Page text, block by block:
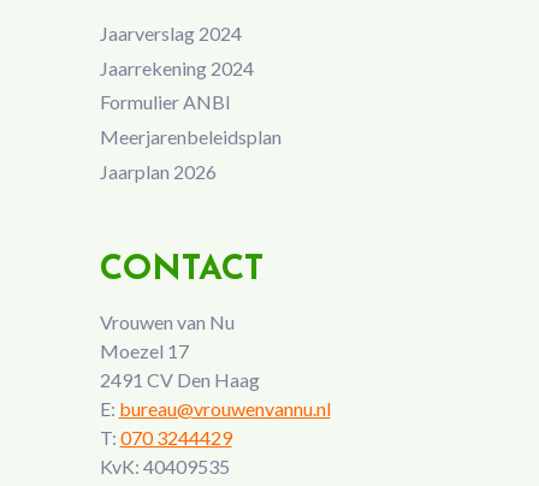
Jaarverslag 2024
Jaarrekening 2024
Formulier ANBI
Meerjarenbeleidsplan
Jaarplan 2026
CONTACT
Vrouwen van Nu
Moezel 17
2491 CV Den Haag
E: bureau@vrouwenvannu.nl
T: 070 3244429
KvK: 40409535